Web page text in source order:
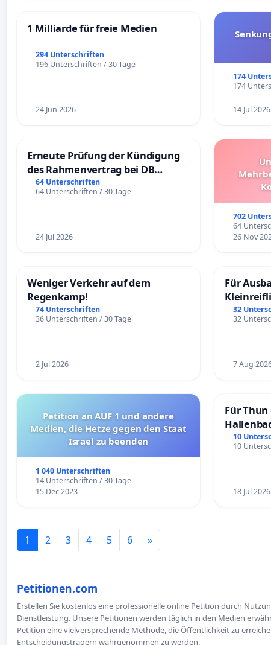
1 Milliarde für freie Medien
294 Unterschriften
196 Unterschriften / 30 Tage
24 Jun 2026
174
174
14 Jul 2026
Erneute Prüfung der Kündigung
des Rahmenvertrag bei DB
Fahrwegdienste Gmbh
64 Unterschriften
64 Unterschriften / 30 Tage
24 Jul 2026
702
64
26 Nov
Weniger Verkehr auf dem
Regenkamp!
74 Unterschriften
36 Unterschriften / 30 Tage
2 Jul 2026
Für
32
32
7 Aug
Petition an AUF 1 und andere
Medien, die Hetze gegen den Staat
Israel zu beenden
1 040 Unterschriften
14 Unterschriften / 30 Tage
15 Dec 2023
Für
schaffen
10
10
18 Jul 2026
1 2 3 4 5 6 »
Petitionen.com
Erstellen Sie kostenlos eine professionelle online Petition durch
Dienstleistung. Unsere Petitionen werden täglich in den Medien
Petition eine vielversprechende Methode, die Öffentlichkeit zu
Entscheidungsträgern wahrgenommen zu werden.